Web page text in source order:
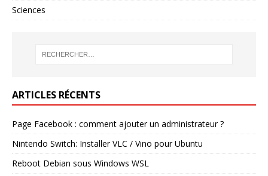
Sciences
ARTICLES RÉCENTS
Page Facebook : comment ajouter un administrateur ?
Nintendo Switch: Installer VLC / Vino pour Ubuntu
Reboot Debian sous Windows WSL